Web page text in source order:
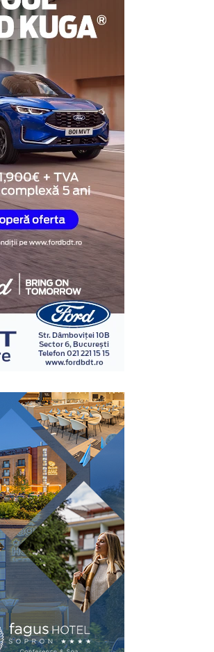
această abordare reprezintă o
disponibilitatea de a coopera
transparent întrebărilor legate de
reacțiilor
importante avantaje ale testului
că evaluarea se bazează pe
reacții fiziologice involuntare,
respirația, tensiunea arterială și
electrice a pielii.
specialistul formulează întrebări
investigată și analizează
cu reacțiile fiziologice
rezultatelor este realizată în
și protocoale specifice, de către
în acest domeniu.
poligraf urmărește indicatori
ceea ce oferă un grad suplimentar
de evaluare. Din acest motiv,
în numeroase contexte, inclusiv în
procese de selecție pentru anumite
verificarea unor declarații în cadrul
înțeles că rezultatul unui test
în contextul întregii situații
disponibile. Tocmai această
îi conferă valoare ca instrument
verificare.
recâștigarea